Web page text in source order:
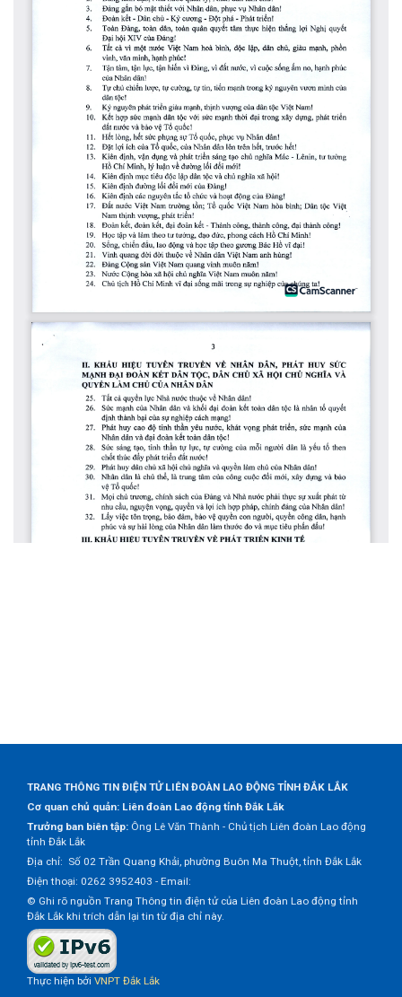
TRANG THÔNG TIN ĐIỆN TỬ LIÊN ĐOÀN LAO ĐỘNG TỈNH ĐẮK LẮK
Cơ quan chủ quản: Liên đoàn Lao động tỉnh Đắk Lắk
Trưởng ban biên tập: Ông Lê Văn Thành - Chủ tịch Liên đoàn Lao động
tỉnh Đắk Lắk
Địa chỉ: Số 02 Trần Quang Khải, phường Buôn Ma Thuột, tỉnh Đắk Lắk
Điện thoại: 0262 3952403 - Email:
© Ghi rõ nguồn Trang Thông tin điện tử của Liên đoàn Lao động tỉnh
Đắk Lắk khi trích dẫn lại tin từ địa chỉ này.
Thực hiện bởi VNPT Đắk Lắk